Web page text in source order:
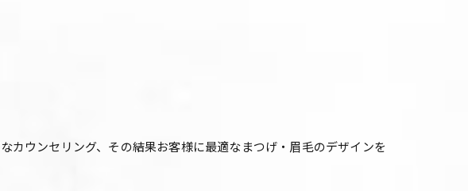
ウンセリング、その結果お客様に最適なまつげ・眉毛のデザインを